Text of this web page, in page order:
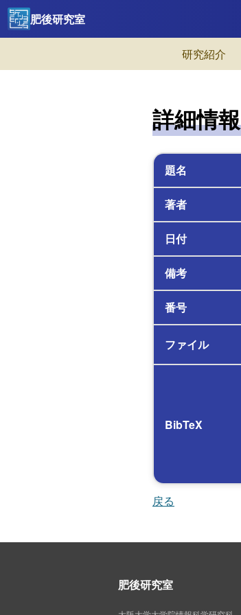
肥後研究室
研究紹介
詳細情報
題名
著者
日付
備考
番号
ファイル
BibTeX
戻る
肥後研究室